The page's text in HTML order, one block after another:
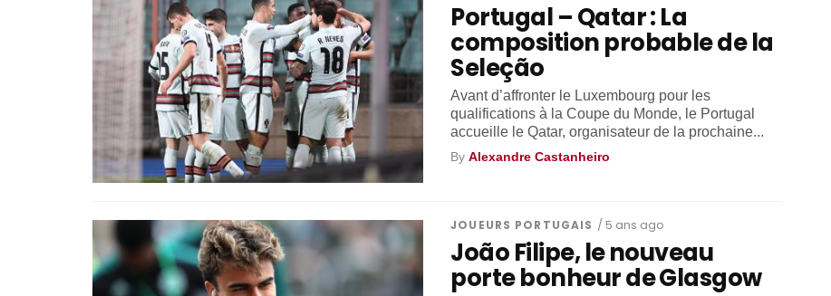
Portugal – Qatar : La
composition probable de la
Seleção
Avant d’affronter le Luxembourg pour les
qualifications à la Coupe du Monde, le Portugal
accueille le Qatar, organisateur de la prochaine...
ByAlexandre Castanheiro
JOUEURS PORTUGAIS / 5 ans ago
João Filipe, le nouveau
porte bonheur de Glasgow